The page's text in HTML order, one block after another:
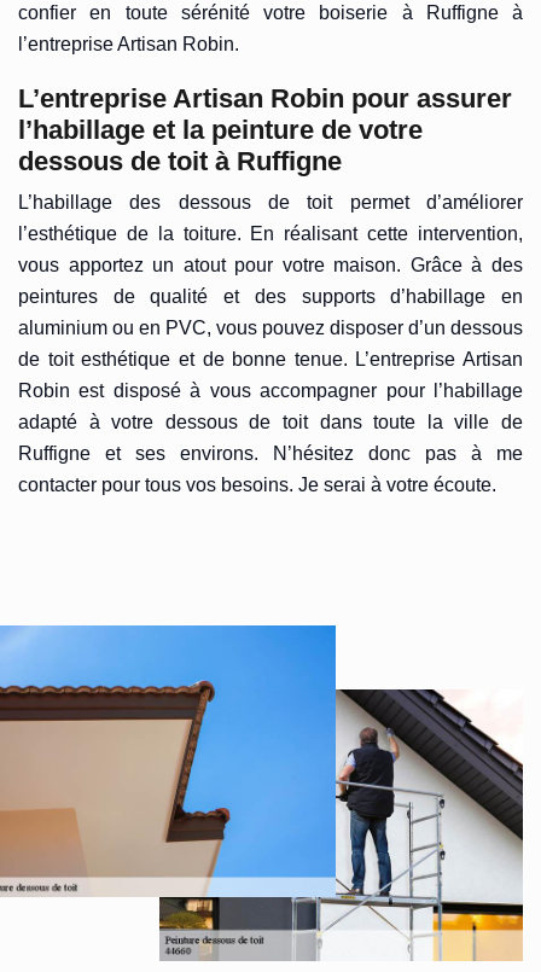
confier en toute sérénité votre boiserie à Ruffigne à
l’entreprise Artisan Robin.
L’entreprise Artisan Robin pour assurer
l’habillage et la peinture de votre
dessous de toit à Ruffigne
L’habillage des dessous de toit permet d’améliorer
l’esthétique de la toiture. En réalisant cette intervention,
vous apportez un atout pour votre maison. Grâce à des
peintures de qualité et des supports d’habillage en
aluminium ou en PVC, vous pouvez disposer d’un dessous
de toit esthétique et de bonne tenue. L’entreprise Artisan
Robin est disposé à vous accompagner pour l’habillage
adapté à votre dessous de toit dans toute la ville de
Ruffigne et ses environs. N’hésitez donc pas à me
contacter pour tous vos besoins. Je serai à votre écoute.